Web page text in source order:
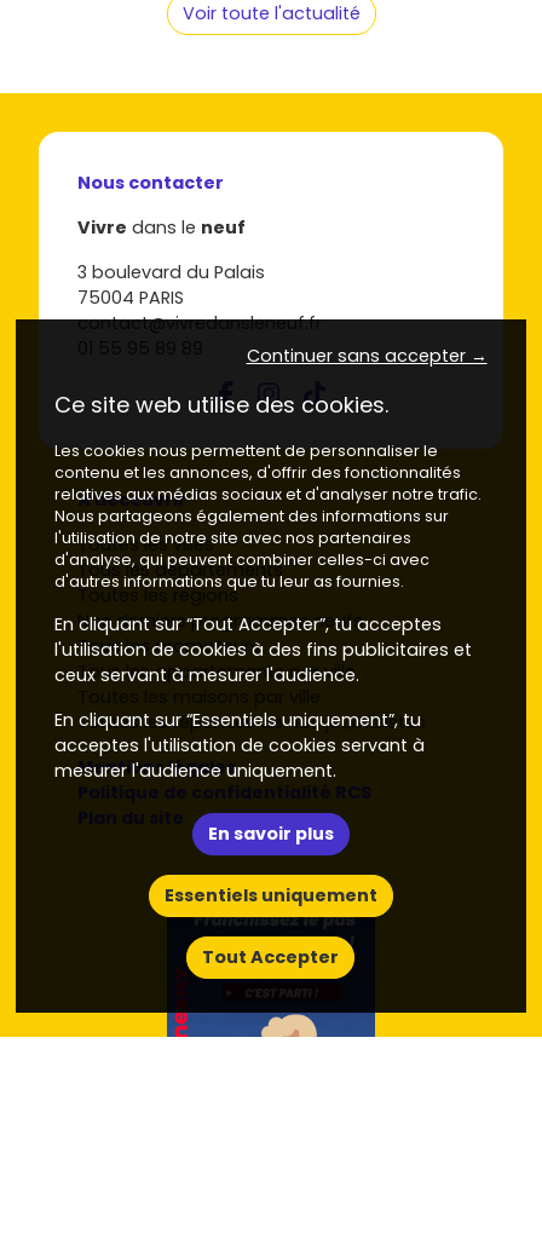
Voir toute l'actualité
Nous contacter
Vivre dans le neuf
3 boulevard du Palais
75004 PARIS
contact@vivredansleneuf.fr
À découvrir
Toutes les villes
Tous les départements
Toutes les régions
Nos derniers programmes neufs
Tous les promoteurs
Tous les appartements par ville
Toutes les réponses de nos journalistes
Mentions légales
Continuer sans accepter →
Ce site web utilise des cookies.
Les cookies nous permettent de personnaliser le
contenu et les annonces, d'offrir des fonctionnalités
relatives aux médias sociaux et d'analyser notre trafic.
Nous partageons également des informations sur
l'utilisation de notre site avec nos partenaires
d'analyse, qui peuvent combiner celles-ci avec
d'autres informations que tu leur as fournies.
En cliquant sur “Tout Accepter”, tu acceptes
l'utilisation de cookies à des fins publicitaires et
ceux servant à mesurer l'audience.
En cliquant sur “Essentiels uniquement”, tu
acceptes l'utilisation de cookies servant à
mesurer l'audience uniquement.
En savoir plus
Essentiels uniquement
Tout Accepter